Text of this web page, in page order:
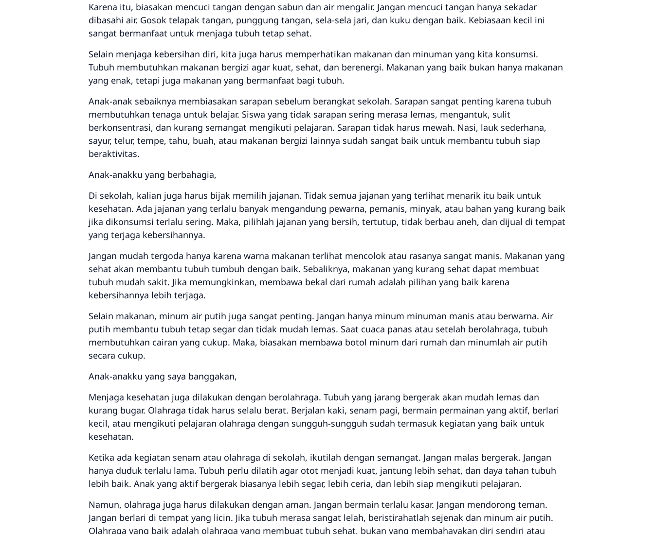
Karena itu, biasakan mencuci tangan dengan sabun dan air mengalir. Jangan mencuci tangan hanya sekadar
dibasahi air. Gosok telapak tangan, punggung tangan, sela-sela jari, dan kuku dengan baik. Kebiasaan kecil ini
sangat bermanfaat untuk menjaga tubuh tetap sehat.
Selain menjaga kebersihan diri, kita juga harus memperhatikan makanan dan minuman yang kita konsumsi.
Tubuh membutuhkan makanan bergizi agar kuat, sehat, dan berenergi. Makanan yang baik bukan hanya makanan
yang enak, tetapi juga makanan yang bermanfaat bagi tubuh.
Anak-anak sebaiknya membiasakan sarapan sebelum berangkat sekolah. Sarapan sangat penting karena tubuh
membutuhkan tenaga untuk belajar. Siswa yang tidak sarapan sering merasa lemas, mengantuk, sulit
berkonsentrasi, dan kurang semangat mengikuti pelajaran. Sarapan tidak harus mewah. Nasi, lauk sederhana,
sayur, telur, tempe, tahu, buah, atau makanan bergizi lainnya sudah sangat baik untuk membantu tubuh siap
beraktivitas.
Anak-anakku yang berbahagia,
Di sekolah, kalian juga harus bijak memilih jajanan. Tidak semua jajanan yang terlihat menarik itu baik untuk
kesehatan. Ada jajanan yang terlalu banyak mengandung pewarna, pemanis, minyak, atau bahan yang kurang baik
jika dikonsumsi terlalu sering. Maka, pilihlah jajanan yang bersih, tertutup, tidak berbau aneh, dan dijual di tempat
yang terjaga kebersihannya.
Jangan mudah tergoda hanya karena warna makanan terlihat mencolok atau rasanya sangat manis. Makanan yang
sehat akan membantu tubuh tumbuh dengan baik. Sebaliknya, makanan yang kurang sehat dapat membuat
tubuh mudah sakit. Jika memungkinkan, membawa bekal dari rumah adalah pilihan yang baik karena
kebersihannya lebih terjaga.
Selain makanan, minum air putih juga sangat penting. Jangan hanya minum minuman manis atau berwarna. Air
putih membantu tubuh tetap segar dan tidak mudah lemas. Saat cuaca panas atau setelah berolahraga, tubuh
membutuhkan cairan yang cukup. Maka, biasakan membawa botol minum dari rumah dan minumlah air putih
secara cukup.
Anak-anakku yang saya banggakan,
Menjaga kesehatan juga dilakukan dengan berolahraga. Tubuh yang jarang bergerak akan mudah lemas dan
kurang bugar. Olahraga tidak harus selalu berat. Berjalan kaki, senam pagi, bermain permainan yang aktif, berlari
kecil, atau mengikuti pelajaran olahraga dengan sungguh-sungguh sudah termasuk kegiatan yang baik untuk
kesehatan.
Ketika ada kegiatan senam atau olahraga di sekolah, ikutilah dengan semangat. Jangan malas bergerak. Jangan
hanya duduk terlalu lama. Tubuh perlu dilatih agar otot menjadi kuat, jantung lebih sehat, dan daya tahan tubuh
lebih baik. Anak yang aktif bergerak biasanya lebih segar, lebih ceria, dan lebih siap mengikuti pelajaran.
Namun, olahraga juga harus dilakukan dengan aman. Jangan bermain terlalu kasar. Jangan mendorong teman.
Jangan berlari di tempat yang licin. Jika tubuh merasa sangat lelah, beristirahatlah sejenak dan minum air putih.
Olahraga yang baik adalah olahraga yang membuat tubuh sehat, bukan yang membahayakan diri sendiri atau